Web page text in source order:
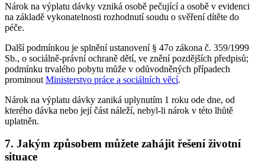
Nárok na výplatu dávky vzniká osobě pečující a osobě v evidenci
na základě vykonatelnosti rozhodnutí soudu o svěření dítěte do
péče.
Další podmínkou je splnění ustanovení § 47o zákona č. 359/1999
Sb., o sociálně-právní ochraně dětí, ve znění pozdějších předpisů;
podmínku trvalého pobytu může v odůvodněných případech
prominout Ministerstvo práce a sociálních věcí.
Nárok na výplatu dávky zaniká uplynutím 1 roku ode dne, od
kterého dávka nebo její část náleží, nebyl-li nárok v této lhůtě
uplatněn.
7. Jakým způsobem můžete zahájit řešení životní
situace